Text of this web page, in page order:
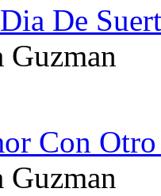
De
Con